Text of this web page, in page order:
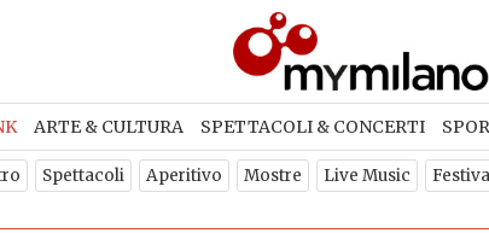
ARTE & CULTURA SPETTACOLI & CONCERTI
Spettacoli Aperitivo Mostre Live Music